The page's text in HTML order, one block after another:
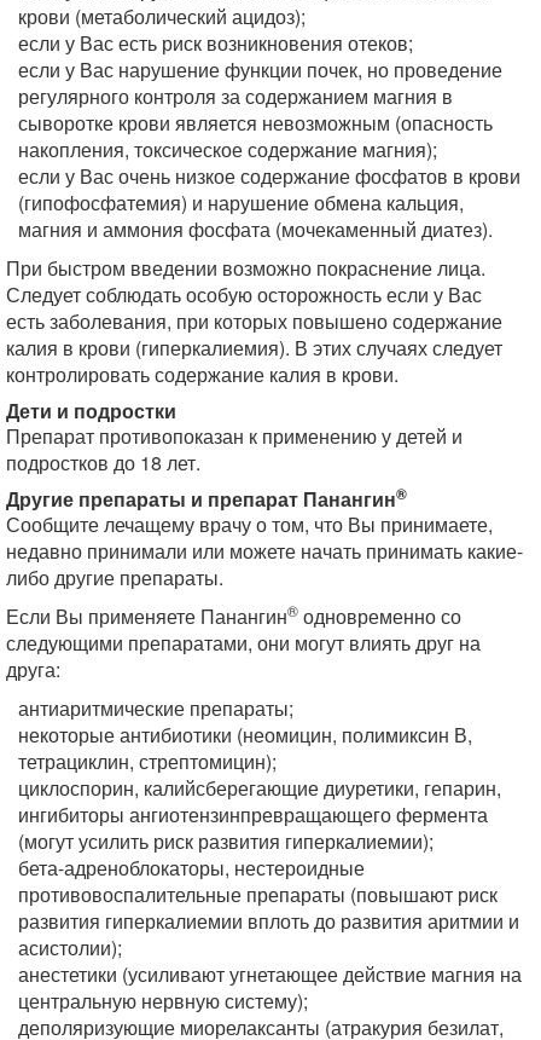
крови (метаболический ацидоз);
если у Вас есть риск возникновения отеков;
если у Вас нарушение функции почек, но проведение
регулярного контроля за содержанием магния в
сыворотке крови является невозможным (опасность
накопления, токсическое содержание магния);
если у Вас очень низкое содержание фосфатов в крови
(гипофосфатемия) и нарушение обмена кальция,
магния и аммония фосфата (мочекаменный диатез).
При быстром введении возможно покраснение лица.
Следует соблюдать особую осторожность если у Вас
есть заболевания, при которых повышено содержание
калия в крови (гиперкалиемия). В этих случаях следует
контролировать содержание калия в крови.
Дети и подростки
Препарат противопоказан к применению у детей и
подростков до 18 лет.
Другие препараты и препарат Панангин®
Сообщите лечащему врачу о том, что Вы принимаете,
недавно принимали или можете начать принимать какие-
либо другие препараты.
Если Вы применяете Панангин® одновременно со
следующими препаратами, они могут влиять друг на
друга:
антиаритмические препараты;
некоторые антибиотики (неомицин, полимиксин В,
тетрациклин, стрептомицин);
циклоспорин, калийсберегающие диуретики, гепарин,
ингибиторы ангиотензинпревращающего фермента
(могут усилить риск развития гиперкалиемии);
бета-адреноблокаторы, нестероидные
противовоспалительные препараты (повышают риск
развития гиперкалиемии вплоть до развития аритмии и
асистолии);
анестетики (усиливают угнетающее действие магния на
центральную нервную систему);
деполяризующие миорелаксанты (атракурия безилат,